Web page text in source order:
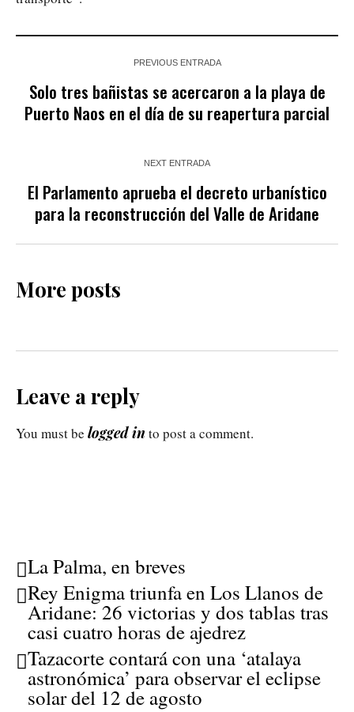
PREVIOUS ENTRADA
Solo tres bañistas se acercaron a la playa de
Puerto Naos en el día de su reapertura parcial
NEXT ENTRADA
El Parlamento aprueba el decreto urbanístico
para la reconstrucción del Valle de Aridane
More posts
Leave a reply
You must be logged in to post a comment.
La Palma, en breves
Rey Enigma triunfa en Los Llanos de
Aridane: 26 victorias y dos tablas tras
casi cuatro horas de ajedrez
Tazacorte contará con una ‘atalaya
astronómica’ para observar el eclipse
solar del 12 de agosto